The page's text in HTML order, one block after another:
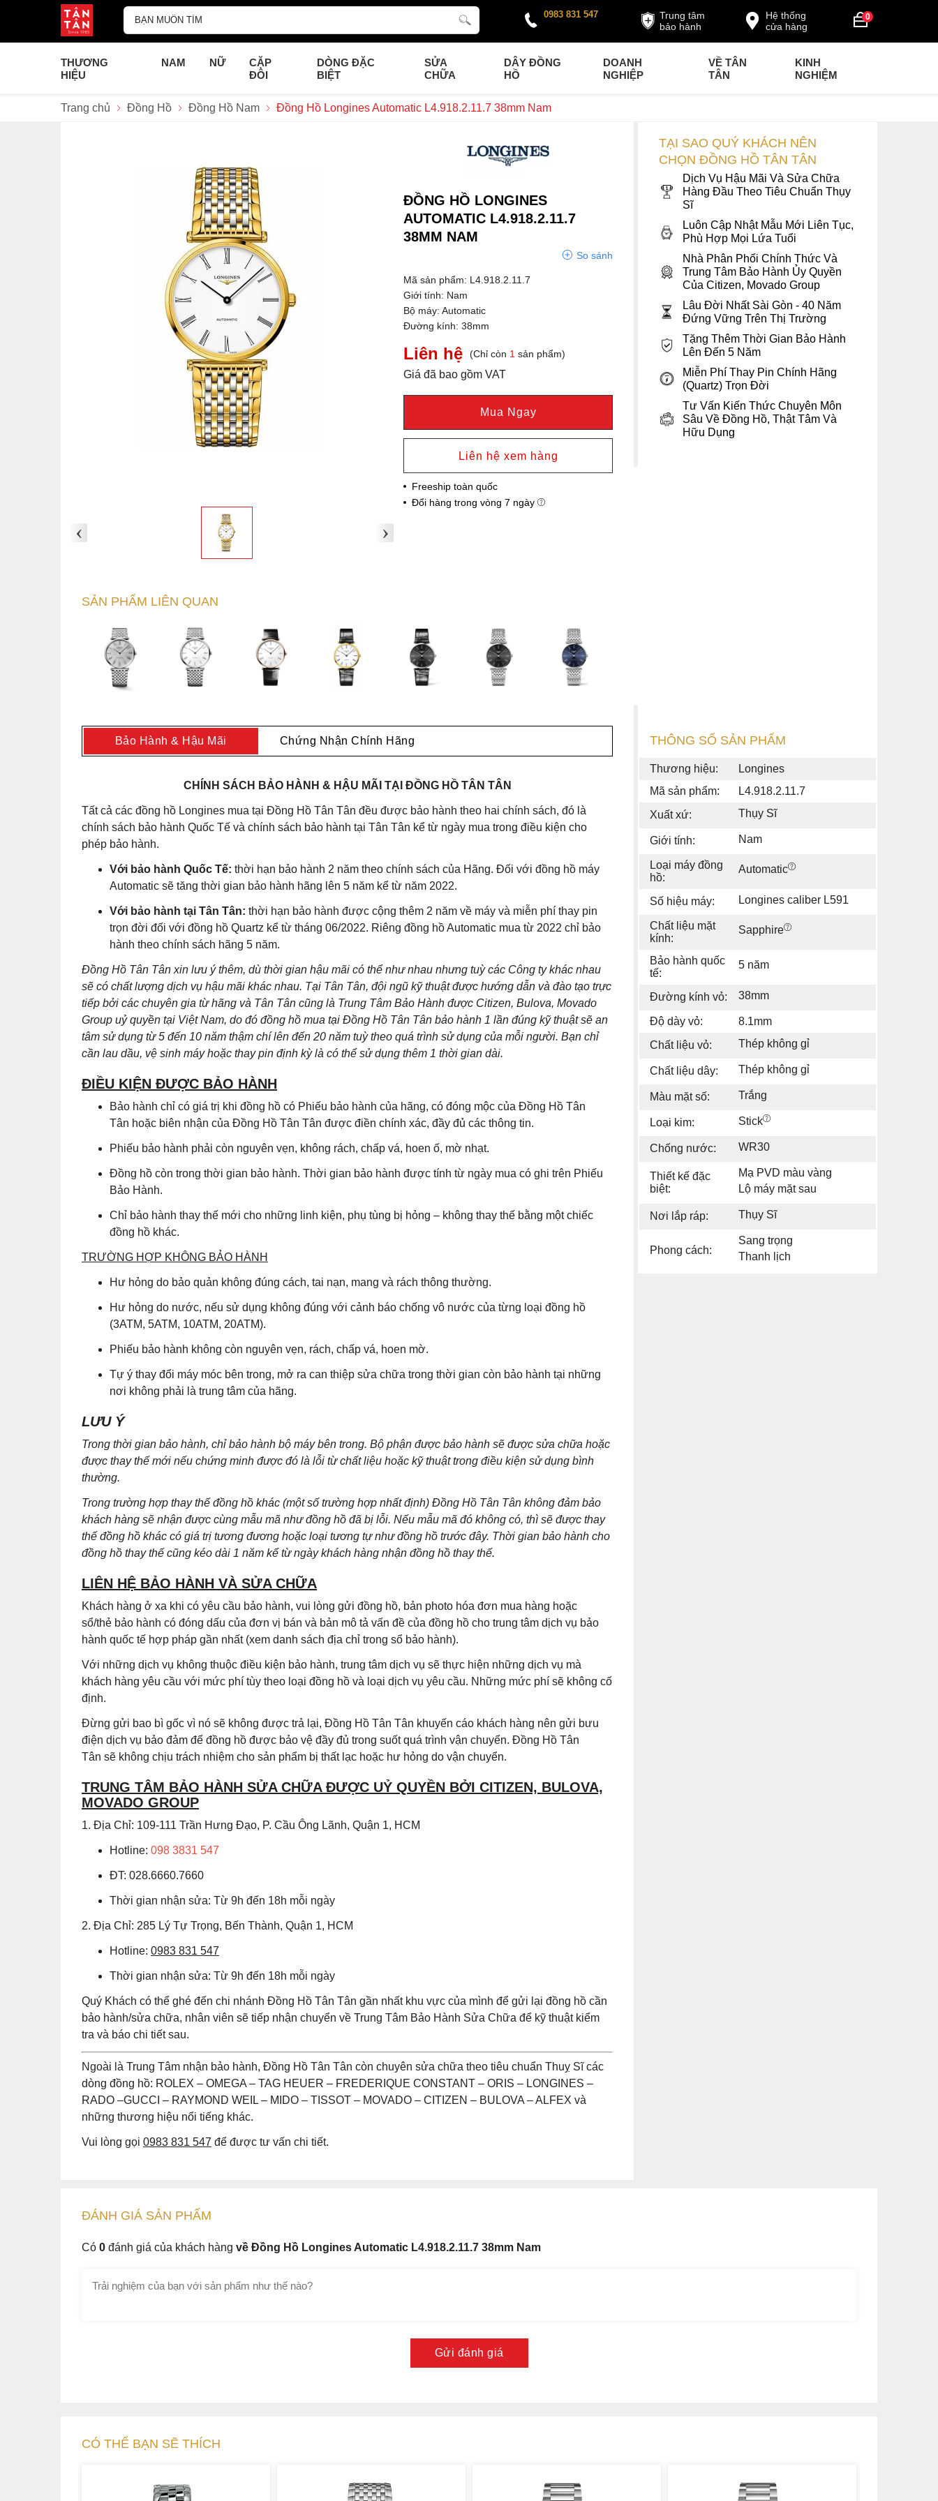
0
Hệ thống
cửa hàng
Trung tâm
bảo hành
0983 831 547
THƯƠNG
HIỆU
NAM NỮ
CẶP
ĐÔI
DÒNG ĐẶC
BIỆT
SỬA
CHỮA
DÂY ĐỒNG
HỒ
DOANH
NGHIỆP
VỀ TÂN
TÂN
KINH
NGHIỆM
Trang chủ Đồng Hồ Đồng Hồ Nam Đồng Hồ Longines Automatic L4.918.2.11.7 38mm Nam
‹ ›
ĐỒNG HỒ LONGINES
AUTOMATIC L4.918.2.11.7
38MM NAM
So sánh
Mã sản phẩm: L4.918.2.11.7
Giới tính: Nam
Bộ máy: Automatic
Đường kính: 38mm
Liên hệ (Chỉ còn 1 sản phẩm)
Giá đã bao gồm VAT
Mua Ngay
Liên hệ xem hàng
Freeship toàn quốc
Đổi hàng trong vòng 7 ngày
SẢN PHẨM LIÊN QUAN
TẠI SAO QUÝ KHÁCH NÊN
CHỌN ĐỒNG HỒ TÂN TÂN
Dịch Vụ Hậu Mãi Và Sửa Chữa
Hàng Đầu Theo Tiêu Chuẩn Thụy
Sĩ
Luôn Cập Nhật Mẫu Mới Liên Tục,
Phù Hợp Mọi Lứa Tuổi
Nhà Phân Phối Chính Thức Và
Trung Tâm Bảo Hành Ủy Quyền
Của Citizen, Movado Group
Lâu Đời Nhất Sài Gòn - 40 Năm
Đứng Vững Trên Thị Trường
Tặng Thêm Thời Gian Bảo Hành
Lên Đến 5 Năm
Miễn Phí Thay Pin Chính Hãng
(Quartz) Trọn Đời
Tư Vấn Kiến Thức Chuyên Môn
Sâu Về Đồng Hồ, Thật Tâm Và
Hữu Dụng
Bảo Hành & Hậu Mãi Chứng Nhận Chính Hãng
CHÍNH SÁCH BẢO HÀNH & HẬU MÃI TẠI ĐỒNG HỒ TÂN TÂN
Tất cả các đồng hồ Longines mua tại Đồng Hồ Tân Tân đều được bảo hành theo hai chính sách, đó là
chính sách bảo hành Quốc Tế và chính sách bảo hành tại Tân Tân kể từ ngày mua trong điều kiện cho
phép bảo hành.
Với bảo hành Quốc Tế: thời hạn bảo hành 2 năm theo chính sách của Hãng. Đối với đồng hồ máy
Automatic sẽ tăng thời gian bảo hành hãng lên 5 năm kể từ năm 2022.
Với bảo hành tại Tân Tân: thời hạn bảo hành được cộng thêm 2 năm về máy và miễn phí thay pin
trọn đời đối với đồng hồ Quartz kể từ tháng 06/2022. Riêng đồng hồ Automatic mua từ 2022 chỉ bảo
hành theo chính sách hãng 5 năm.
Đồng Hồ Tân Tân xin lưu ý thêm, dù thời gian hậu mãi có thể như nhau nhưng tuỳ các Công ty khác nhau
sẽ có chất lượng dịch vụ hậu mãi khác nhau. Tại Tân Tân, đội ngũ kỹ thuật được hướng dẫn và đào tạo trực
tiếp bởi các chuyên gia từ hãng và Tân Tân cũng là Trung Tâm Bảo Hành được Citizen, Bulova, Movado
Group uỷ quyền tại Việt Nam, do đó đồng hồ mua tại Đồng Hồ Tân Tân bảo hành 1 lần đúng kỹ thuật sẽ an
tâm sử dụng từ 5 đến 10 năm thậm chí lên đến 20 năm tuỳ theo quá trình sử dụng của mỗi người. Bạn chỉ
cần lau dầu, vệ sinh máy hoặc thay pin định kỳ là có thể sử dụng thêm 1 thời gian dài.
ĐIỀU KIỆN ĐƯỢC BẢO HÀNH
Bảo hành chỉ có giá trị khi đồng hồ có Phiếu bảo hành của hãng, có đóng mộc của Đồng Hồ Tân
Tân hoặc biên nhận của Đồng Hồ Tân Tân được điền chính xác, đầy đủ các thông tin.
Phiếu bảo hành phải còn nguyên vẹn, không rách, chấp vá, hoen ố, mờ nhạt.
Đồng hồ còn trong thời gian bảo hành. Thời gian bảo hành được tính từ ngày mua có ghi trên Phiếu
Bảo Hành.
Chỉ bảo hành thay thế mới cho những linh kiện, phụ tùng bị hỏng – không thay thế bằng một chiếc
đồng hồ khác.
TRƯỜNG HỢP KHÔNG BẢO HÀNH
Hư hỏng do bảo quản không đúng cách, tai nạn, mang và rách thông thường.
Hư hỏng do nước, nếu sử dụng không đúng với cảnh báo chống vô nước của từng loại đồng hồ
(3ATM, 5ATM, 10ATM, 20ATM).
Phiếu bảo hành không còn nguyên vẹn, rách, chấp vá, hoen mờ.
Tự ý thay đổi máy móc bên trong, mở ra can thiệp sửa chữa trong thời gian còn bảo hành tại những
nơi không phải là trung tâm của hãng.
LƯU Ý
Trong thời gian bảo hành, chỉ bảo hành bộ máy bên trong. Bộ phận được bảo hành sẽ được sửa chữa hoặc
được thay thế mới nếu chứng minh được đó là lỗi từ chất liệu hoặc kỹ thuật trong điều kiện sử dụng bình
thường.
Trong trường hợp thay thế đồng hồ khác (một số trường hợp nhất định) Đồng Hồ Tân Tân không đảm bảo
khách hàng sẽ nhận được cùng mẫu mã như đồng hồ đã bị lỗi. Nếu mẫu mã đó không có, thì sẽ được thay
thế đồng hồ khác có giá trị tương đương hoặc loại tương tự như đồng hồ trước đây. Thời gian bảo hành cho
đồng hồ thay thế cũng kéo dài 1 năm kể từ ngày khách hàng nhận đồng hồ thay thế.
LIÊN HỆ BẢO HÀNH VÀ SỬA CHỮA
Khách hàng ở xa khi có yêu cầu bảo hành, vui lòng gửi đồng hồ, bản photo hóa đơn mua hàng hoặc
sổ/thẻ bảo hành có đóng dấu của đơn vị bán và bản mô tả vấn đề của đồng hồ cho trung tâm dịch vụ bảo
hành quốc tế hợp pháp gần nhất (xem danh sách địa chỉ trong sổ bảo hành).
Với những dịch vụ không thuộc điều kiện bảo hành, trung tâm dịch vụ sẽ thực hiện những dịch vụ mà
khách hàng yêu cầu với mức phí tùy theo loại đồng hồ và loại dịch vụ yêu cầu. Những mức phí sẽ không cố
định.
Đừng gửi bao bì gốc vì nó sẽ không được trả lại, Đồng Hồ Tân Tân khuyến cáo khách hàng nên gửi bưu
điện dịch vụ bảo đảm để đồng hồ được bảo vệ đầy đủ trong suốt quá trình vận chuyển. Đồng Hồ Tân
Tân sẽ không chịu trách nhiệm cho sản phẩm bị thất lạc hoặc hư hỏng do vận chuyển.
TRUNG TÂM BẢO HÀNH SỬA CHỮA ĐƯỢC UỶ QUYỀN BỞI CITIZEN, BULOVA,
MOVADO GROUP
1. Địa Chỉ: 109-111 Trần Hưng Đạo, P. Cầu Ông Lãnh, Quận 1, HCM
Hotline: 098 3831 547
ĐT: 028.6660.7660
Thời gian nhận sửa: Từ 9h đến 18h mỗi ngày
2. Địa Chỉ: 285 Lý Tự Trọng, Bến Thành, Quận 1, HCM
Hotline: 0983 831 547
Thời gian nhận sửa: Từ 9h đến 18h mỗi ngày
Quý Khách có thể ghé đến chi nhánh Đồng Hồ Tân Tân gần nhất khu vực của mình để gửi lại đồng hồ cần
bảo hành/sửa chữa, nhân viên sẽ tiếp nhận chuyển về Trung Tâm Bảo Hành Sửa Chữa để kỹ thuật kiểm
tra và báo chi tiết sau.
Ngoài là Trung Tâm nhận bảo hành, Đồng Hồ Tân Tân còn chuyên sửa chữa theo tiêu chuẩn Thuỵ Sĩ các
dòng đồng hồ: ROLEX – OMEGA – TAG HEUER – FREDERIQUE CONSTANT – ORIS – LONGINES –
RADO –GUCCI – RAYMOND WEIL – MIDO – TISSOT – MOVADO – CITIZEN – BULOVA – ALFEX và
những thương hiệu nổi tiếng khác.
Vui lòng gọi 0983 831 547 để được tư vấn chi tiết.
THÔNG SỐ SẢN PHẨM
Thương hiệu:
Longines
Mã sản phẩm:
L4.918.2.11.7
Xuất xứ:
Thụy Sĩ
Giới tính: Nam
Loại máy đồng
hồ:
Automatic
Số hiệu máy: Longines caliber L591
Chất liệu mặt
kính:
Sapphire
Bảo hành quốc
tế:
5 năm
Đường kính vỏ: 38mm
Độ dày vỏ:
8.1mm
Chất liệu vỏ:
Thép không gỉ
Chất liệu dây: Thép không gỉ
Màu mặt số: Trắng
Loại kim: Stick
Chống nước: WR30
Thiết kế đặc
biệt:
Mạ PVD màu vàng
Lộ máy mặt sau
Nơi lắp ráp: Thụy Sĩ
Phong cách:
Sang trọng
Thanh lịch
ĐÁNH GIÁ SẢN PHẤM
Có 0 đánh giá của khách hàng về Đồng Hồ Longines Automatic L4.918.2.11.7 38mm Nam
Gửi đánh giá
CÓ THỂ BẠN SẼ THÍCH